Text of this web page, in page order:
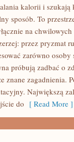
kalorii i
sposób. To
na
przez pryzmat
zarówno
próbują zadbać o
znane zagadnienia.
Największą
do [ Read More ]